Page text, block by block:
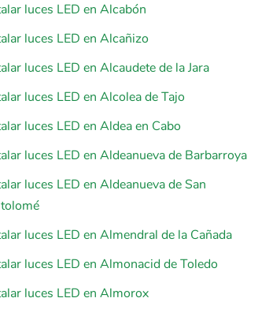
luces LED en Alcabón
luces LED en Alcañizo
luces LED en Alcaudete de la Jara
luces LED en Alcolea de Tajo
luces LED en Aldea en Cabo
luces LED en Aldeanueva de Barbarroya
luces LED en Aldeanueva de San
luces LED en Almendral de la Cañada
luces LED en Almonacid de Toledo
luces LED en Almorox